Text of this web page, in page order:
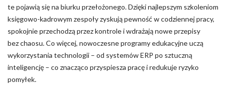
te pojawią się na biurku przełożonego. Dzięki najlepszym szkoleniom
księgowo-kadrowym zespoły zyskują pewność w codziennej pracy,
spokojnie przechodzą przez kontrole i wdrażają nowe przepisy
bez chaosu. Co więcej, nowoczesne programy edukacyjne uczą
wykorzystania technologii – od systemów ERP po sztuczną
inteligencję – co znacząco przyspiesza pracę i redukuje ryzyko
pomyłek.